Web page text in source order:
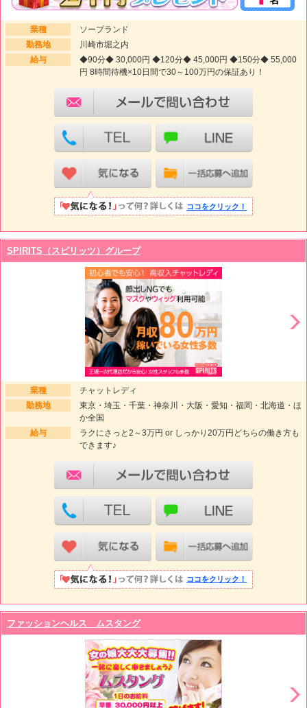
業種
ソープランド
勤務地
川崎市堀之内
給与
◆90分◆ 30,000円 ◆120分◆ 45,000円 ◆150分◆ 55,000
円 8時間待機×10日間で30～100万円の保証あり！
ココをクリック！
SPIRITS（スピリッツ）グループ
業種
チャットレディ
勤務地
東京・埼玉・千葉・神奈川・大阪・愛知・福岡・北海道・ほ
か全国
給与
ラクにさっと2～3万円 or しっかり20万円どちらの働き方も
できます♪
ココをクリック！
ファッションヘルス ムスタング